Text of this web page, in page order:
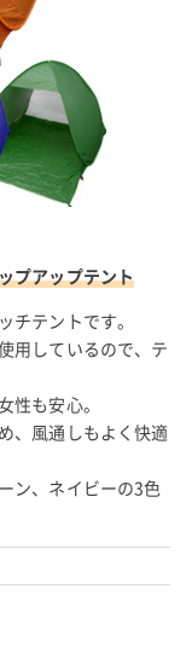
プアップテント
チテントです。
用しているので、テ
性も安心。
、風通しもよく快適
ン、ネイビーの3色